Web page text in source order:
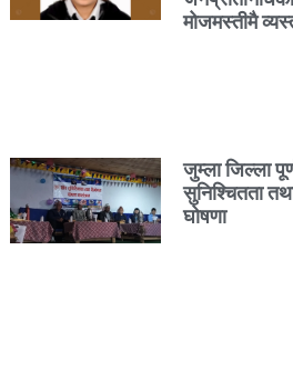
मोजमस्तीमै
जुम्ला जिल्ला
सुनिश्चितता
घोषणा